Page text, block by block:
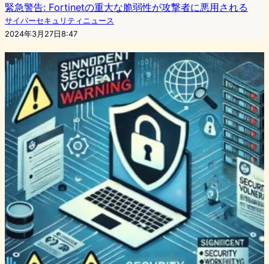
緊急警告: Fortinetの重大な脆弱性が攻撃者に悪用される
サイバーセキュリティニュース
2024年3月27日8:47